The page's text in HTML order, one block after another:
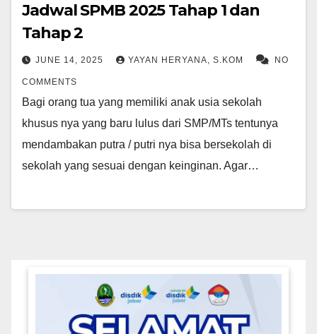
Jadwal SPMB 2025 Tahap 1 dan
Tahap 2
JUNE 14, 2025 YAYAN HERYANA, S.KOM NO
COMMENTS
Bagi orang tua yang memiliki anak usia sekolah
khusus nya yang baru lulus dari SMP/MTs tentunya
mendambakan putra / putri nya bisa bersekolah di
sekolah yang sesuai dengan keinginan. Agar…